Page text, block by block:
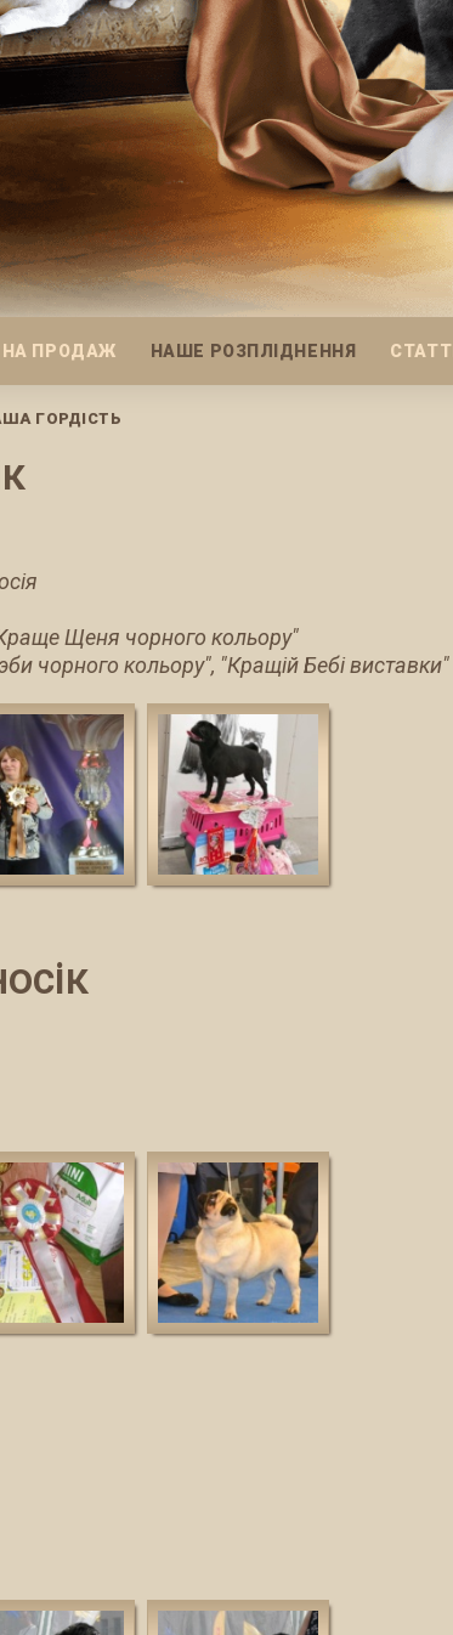
НА ПРОДАЖ НАШЕ РОЗПЛІДНЕННЯ СТАТТІ
ГОРДІСТЬ
Щеня чорного кольору"
чорного кольору", "Кращій Бебі виставки"